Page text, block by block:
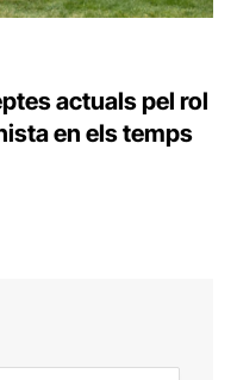
actuals pel rol
en els temps